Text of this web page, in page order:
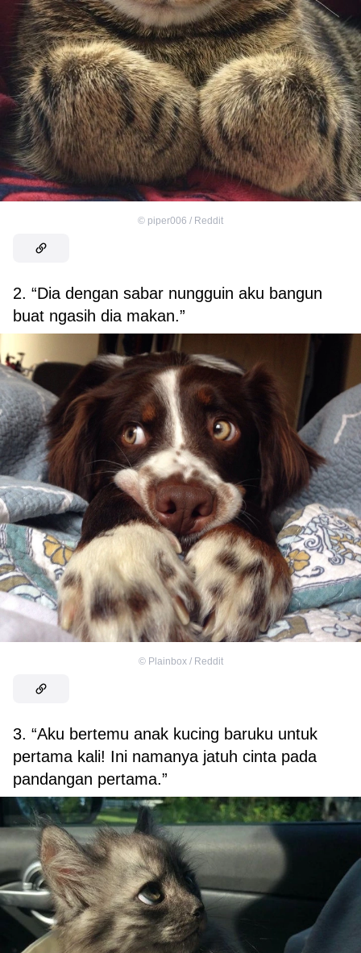
© piper006 / Reddit
2. “Dia dengan sabar nungguin aku bangun
buat ngasih dia makan.”
© Plainbox / Reddit
3. “Aku bertemu anak kucing baruku untuk
pertama kali! Ini namanya jatuh cinta pada
pandangan pertama.”